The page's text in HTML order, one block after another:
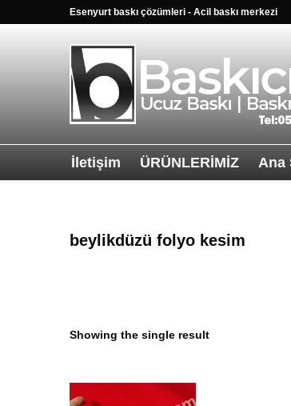
Esenyurt baskı çözümleri - Acil baskı merkezi
İletişim ÜRÜNLERİMİZ Ana
beylikdüzü folyo kesim
Showing the single result